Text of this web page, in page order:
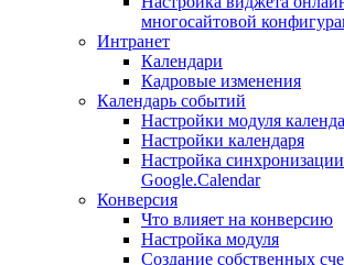
многосайтовой
Интранет
Календари
Кадровые изменения
Календарь событий
Настройки модуля
Настройки календаря
Настройка
Google.Calendar
Конверсия
Что влияет на конверсию
Настройка модуля
Создание собственных